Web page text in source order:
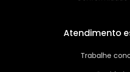
Atendimento
Trabalhe